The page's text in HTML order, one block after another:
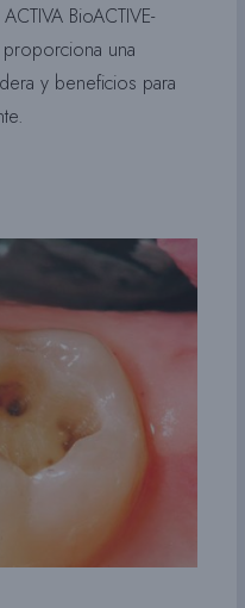
BioACTIVE-
proporciona una
y beneficios para